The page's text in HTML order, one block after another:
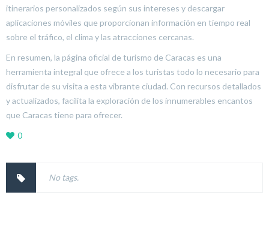
itinerarios personalizados según sus intereses y descargar
aplicaciones móviles que proporcionan información en tiempo real
sobre el tráfico, el clima y las atracciones cercanas.
En resumen, la página oficial de turismo de Caracas es una
herramienta integral que ofrece a los turistas todo lo necesario para
disfrutar de su visita a esta vibrante ciudad. Con recursos detallados
y actualizados, facilita la exploración de los innumerables encantos
que Caracas tiene para ofrecer.
0
No tags.